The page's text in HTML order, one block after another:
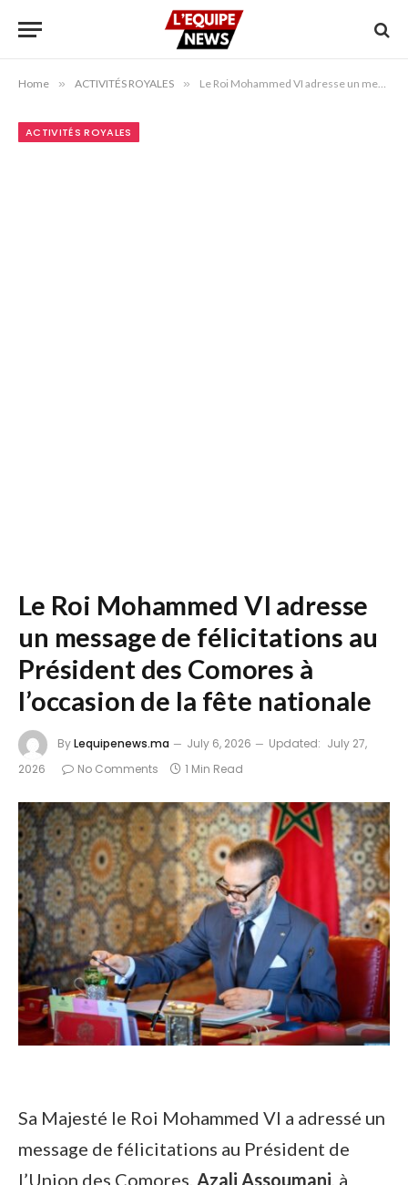
Home » ACTIVITÉS ROYALES » Le Roi Mohammed VI adresse un message de félicitations au Président des Comores à l’occasion de la fête nationale
ACTIVITÉS ROYALES
Le Roi Mohammed VI adresse
un message de félicitations au
Président des Comores à
l’occasion de la fête nationale
ByLequipenews.ma July 6, 2026 Updated: July 27,
2026
No Comments 1 Min Read
Sa Majesté le Roi Mohammed VI a adressé un
message de félicitations au Président de
l’Union des Comores, Azali Assoumani, à